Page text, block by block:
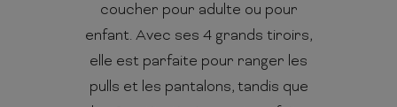
coucher pour adulte ou pour
enfant. Avec ses 4 grands tiroirs,
elle est parfaite pour ranger les
pulls et les pantalons, tandis que